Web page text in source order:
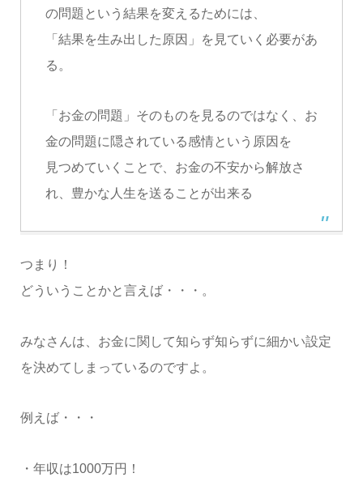
の問題という結果を変えるためには、
「結果を生み出した原因」を見ていく必要があ
る。
「お金の問題」そのものを見るのではなく、お
金の問題に隠されている感情という原因を
見つめていくことで、お金の不安から解放さ
れ、豊かな人生を送ることが出来る
つまり！
どういうことかと言えば・・・。
みなさんは、お金に関して知らず知らずに細かい設定
を決めてしまっているのですよ。
例えば・・・
・年収は1000万円！